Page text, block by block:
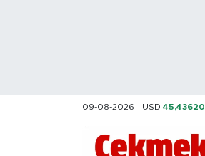
09-08-2026 USD45,43620